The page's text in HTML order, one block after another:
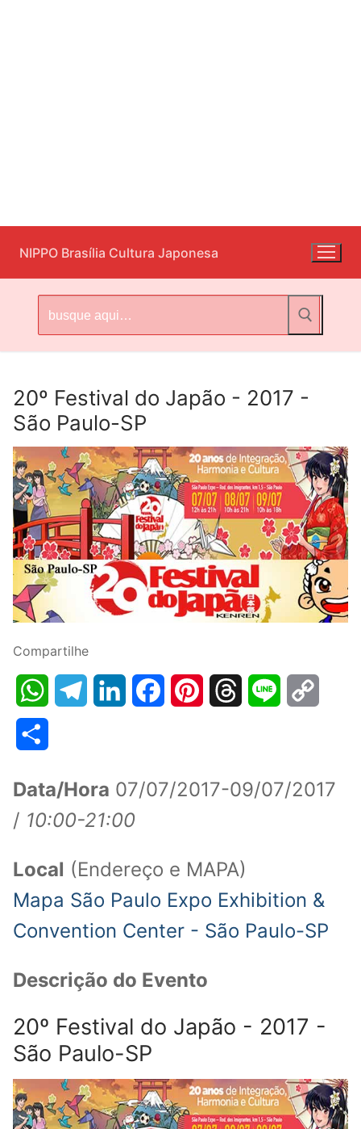
para
o
conteúdo
NIPPO Brasília Cultura Japonesa
por:
20º Festival do Japão - 2017 -
São Paulo-SP
Compartilhe
WhatsAppTelegramLinkedInFacebookPinterestThreads Line
Data/Hora 07/07/2017-09/07/2017
/ 10:00-21:00
Local (Endereço e MAPA)
Mapa São Paulo Expo Exhibition &
Convention Center - São Paulo-SP
Descrição do Evento
20º Festival do Japão - 2017 -
São Paulo-SP